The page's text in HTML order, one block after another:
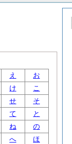
え
お
け
こ
せ
そ
て
と
ね
の
へ
ほ